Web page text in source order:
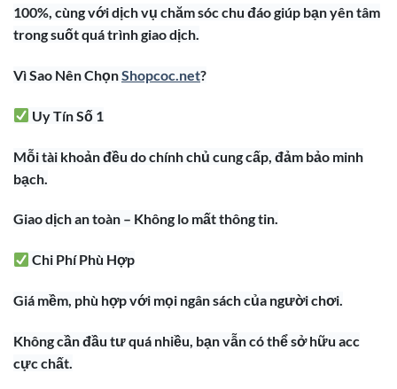
100%, cùng với dịch vụ chăm sóc chu đáo giúp bạn yên tâm
trong suốt quá trình giao dịch.
Vì Sao Nên ChọnShopcoc.net?
Uy Tín Số 1
Mỗi tài khoản đều do chính chủ cung cấp, đảm bảo minh
bạch.
Giao dịch an toàn – Không lo mất thông tin.
Chi Phí Phù Hợp
Giá mềm, phù hợp với mọi ngân sách của người chơi.
Không cần đầu tư quá nhiều, bạn vẫn có thể sở hữu acc
cực chất.